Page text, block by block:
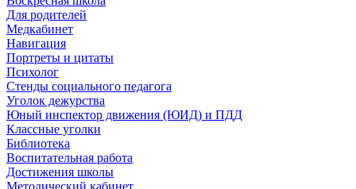
Для родителей
Медкабинет
Навигация
Портреты и цитаты
Психолог
Стенды социального педагога
Уголок дежурства
Юный инспектор движения (ЮИД) и ПДД
Классные уголки
Библиотека
Воспитательная работа
Достижения школы
Методический кабинет